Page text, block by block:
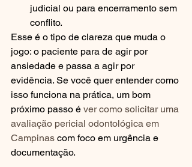
judicial ou para encerramento sem
conflito.
Esse é o tipo de clareza que muda o
jogo: o paciente para de agir por
ansiedade e passa a agir por
evidência. Se você quer entender como
isso funciona na prática, um bom
próximo passo é ver como solicitar uma
avaliação pericial odontológica em
Campinas com foco em urgência e
documentação.